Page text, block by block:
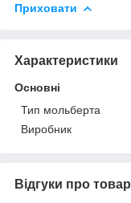
Приховати
Характеристики
Основні
Тип мольберта
Виробник
Відгуки про товар